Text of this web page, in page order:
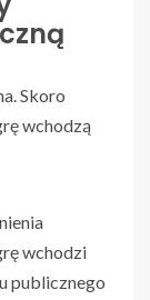
Skoro
wchodzą
wchodzi
publicznego